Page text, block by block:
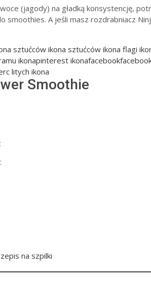
(jagody) na gładką konsystencję,
smoothies. A jeśli masz rozdrabniacz
sztućców ikona sztućców ikona flagi
ikonapinterest
litych ikona
Smoothie
na szpilki